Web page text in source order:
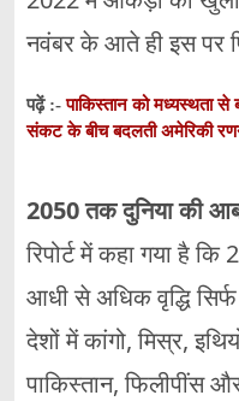
नवंबर के आते ही इस पर
पढ़ें :-पाकिस्तान को मध्यस्थता
संकट के बीच बदलती अमेरिकी
2050 तक दुनिया की
रिपोर्ट में कहा गया है
आधी से अधिक वृद्धि
देशों में कांगो, मिस्र,
पाकिस्तान, फिलीपींस